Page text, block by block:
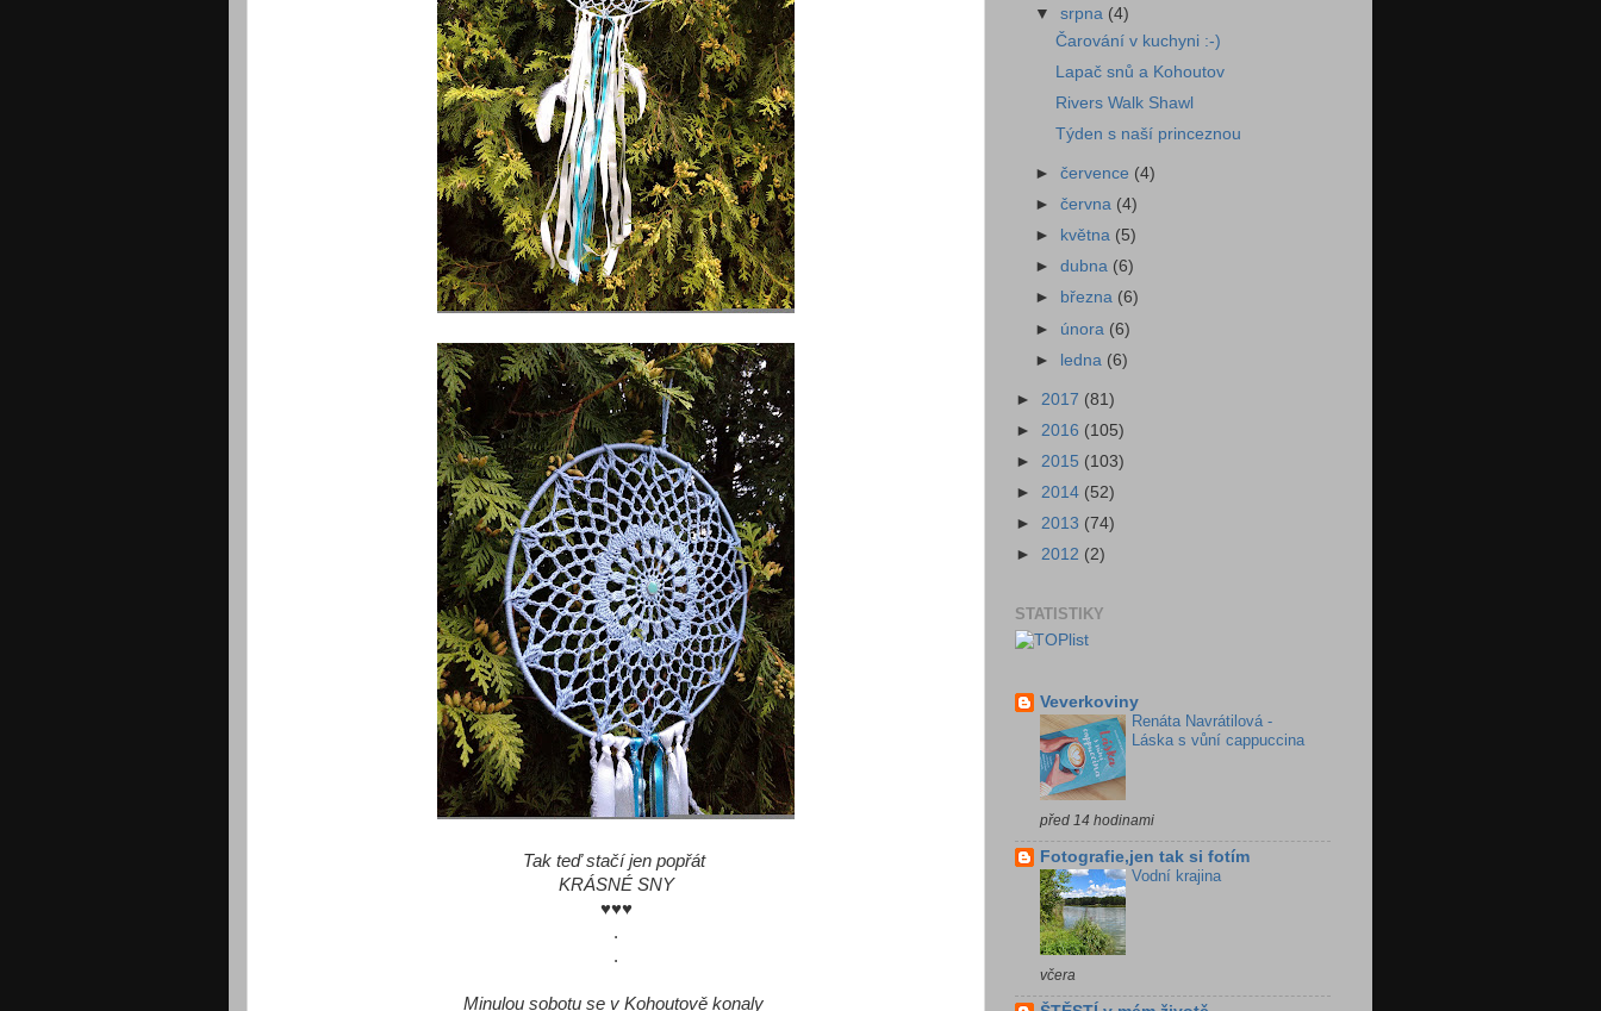
Tak teď stačí jen popřát
KRÁSNÉ SNY
♥♥♥
.
.
Minulou sobotu se v Kohoutově konaly
▼srpna (4)
Čarování v kuchyni :-)
Lapač snů a Kohoutov
Rivers Walk Shawl
Týden s naší princeznou
►července (4)
►června (4)
►
května (5)
►dubna (6)
►
března (6)
► února (6)
► ledna (6)
► 2017 (81)
► 2016 (105)
► 2015 (103)
► 2014 (52)
► 2013 (74)
► 2012 (2)
STATISTIKY
Veverkoviny
Renáta Navrátilová -
Láska s vůní cappuccina
před 14 hodinami
Fotografie,jen tak si fotím
Vodní krajina
včera